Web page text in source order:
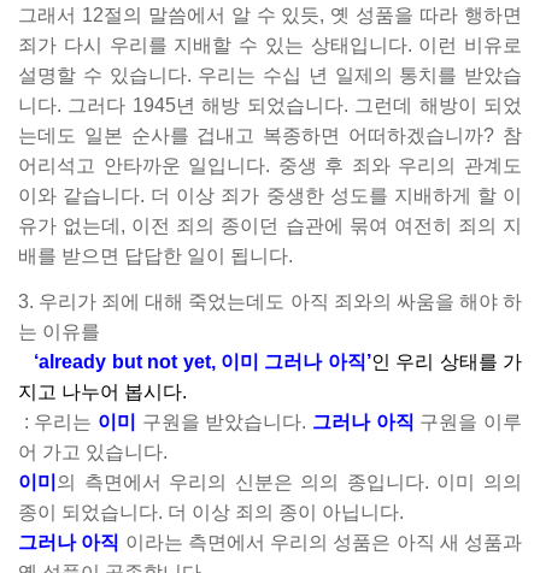
그래서 12절의 말씀에서 알 수 있듯, 옛 성품을 따라 행하면
죄가 다시 우리를 지배할 수 있는 상태입니다. 이런 비유로
설명할 수 있습니다. 우리는 수십 년 일제의 통치를 받았습
니다. 그러다 1945년 해방 되었습니다. 그런데 해방이 되었
는데도 일본 순사를 겁내고 복종하면 어떠하겠습니까? 참
어리석고 안타까운 일입니다. 중생 후 죄와 우리의 관계도
이와 같습니다. 더 이상 죄가 중생한 성도를 지배하게 할 이
유가 없는데, 이전 죄의 종이던 습관에 묶여 여전히 죄의 지
배를 받으면 답답한 일이 됩니다.
3. 우리가 죄에 대해 죽었는데도 아직 죄와의 싸움을 해야 하
는 이유를
‘already but not yet, 이미 그러나 아직’인 우리 상태를 가
지고 나누어 봅시다.
: 우리는 이미 구원을 받았습니다. 그러나 아직 구원을 이루
어 가고 있습니다.
이미 의 측면에서 우리의 신분은 의의 종입니다. 이미 의의
종이 되었습니다. 더 이상 죄의 종이 아닙니다.
그러나 아직 이라는 측면에서 우리의 성품은 아직 새 성품과